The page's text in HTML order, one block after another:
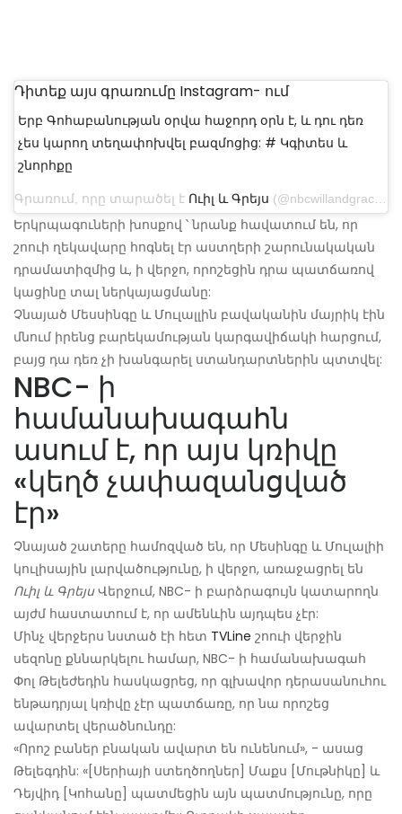
Դիտեք այս գրառումը Instagram- ում
Երբ Գոհաբանության օրվա հաջորդ օրն է, և դու դեռ
չես կարող տեղափոխվել բազմոցից: # Կգիտես և
շնորհքը
Գրառում, որը տարածել է Ուիլ և Գրեյս (@nbcwillandgrace) Նոյ 29, 2019 ժամը 8:10 am PST
Երկրպագուների խոսքով ՝ նրանք հավատում են, որ
շոուի ղեկավարը հոգնել էր աստղերի շարունակական
դրամատիզմից և, ի վերջո, որոշեցին դրա պատճառով
կացինը տալ ներկայացմանը:
Չնայած Մեսսինգը և Մուլալլին բավականին մայրիկ էին
մնում իրենց բարեկամության կարգավիճակի հարցում,
բայց դա դեռ չի խանգարել ստանդարտներին պտտվել:
NBC- ի
համանախագահն
ասում է, որ այս կռիվը
«կեղծ չափազանցված
էր»
Չնայած շատերը համոզված են, որ Մեսինգը և Մուլալիի
կուլիսային լարվածությունը, ի վերջո, առաջացրել են
Ուիլ և ԳրեյսՎերջում, NBC- ի բարձրագույն կատարողն
այժմ հաստատում է, որ ամենևին այդպես չէր:
Մինչ վերջերս նստած էի հետ TVLine շոուի վերջին
սեզոնը քննարկելու համար, NBC- ի համանախագահ
Փոլ Թելեժեդին հասկացրեց, որ գլխավոր դերասանուհու
ենթադրյալ կռիվը չէր պատճառը, որ նա որոշեց
ավարտել վերածնունդը:
«Որոշ բաներ բնական ավարտ են ունենում», - ասաց
Թելեգդին: «[Սերիայի ստեղծողներ] Մաքս [Մութնիկը] և
Դեյվիդ [Կոհանը] պատմեցին այն պատմությունը, որը